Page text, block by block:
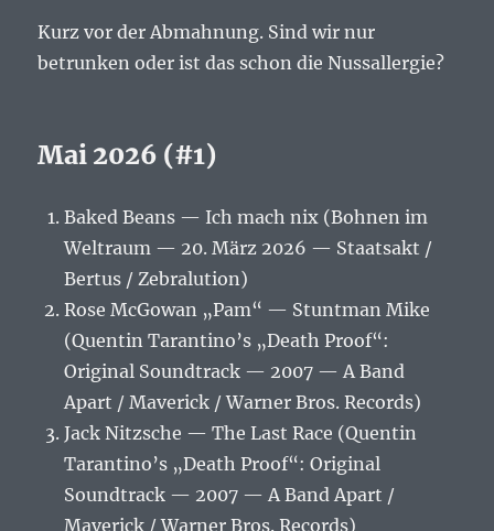
Kurz vor der Abmahnung. Sind wir nur
betrunken oder ist das schon die Nussallergie?
Mai 2026 (#1)
Baked Beans — Ich mach nix (Bohnen im
Weltraum — 20. März 2026 — Staatsakt /
Bertus / Zebralution)
Rose McGowan „Pam“ — Stuntman Mike
(Quentin Tarantino’s „Death Proof“:
Original Soundtrack — 2007 — A Band
Apart / Maverick / Warner Bros. Records)
Jack Nitzsche — The Last Race (Quentin
Tarantino’s „Death Proof“: Original
Soundtrack — 2007 — A Band Apart /
Maverick / Warner Bros. Records)